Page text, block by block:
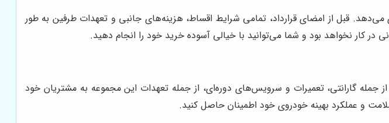
قبل از امضای قرارداد، تمامی شرایط اقساط، هزینه‌های جانبی و تعهدات طرفین به طور
در کار نخواهد بود و شما می‌توانید با خیالی آسوده خرید خود را انجام دهید.
گارانتی، تعمیرات و سرویس‌های دوره‌ای، از جمله تعهدات این مجموعه به مشتریان خود
و عملکرد بهینه خودروی خود اطمینان حاصل کنید.